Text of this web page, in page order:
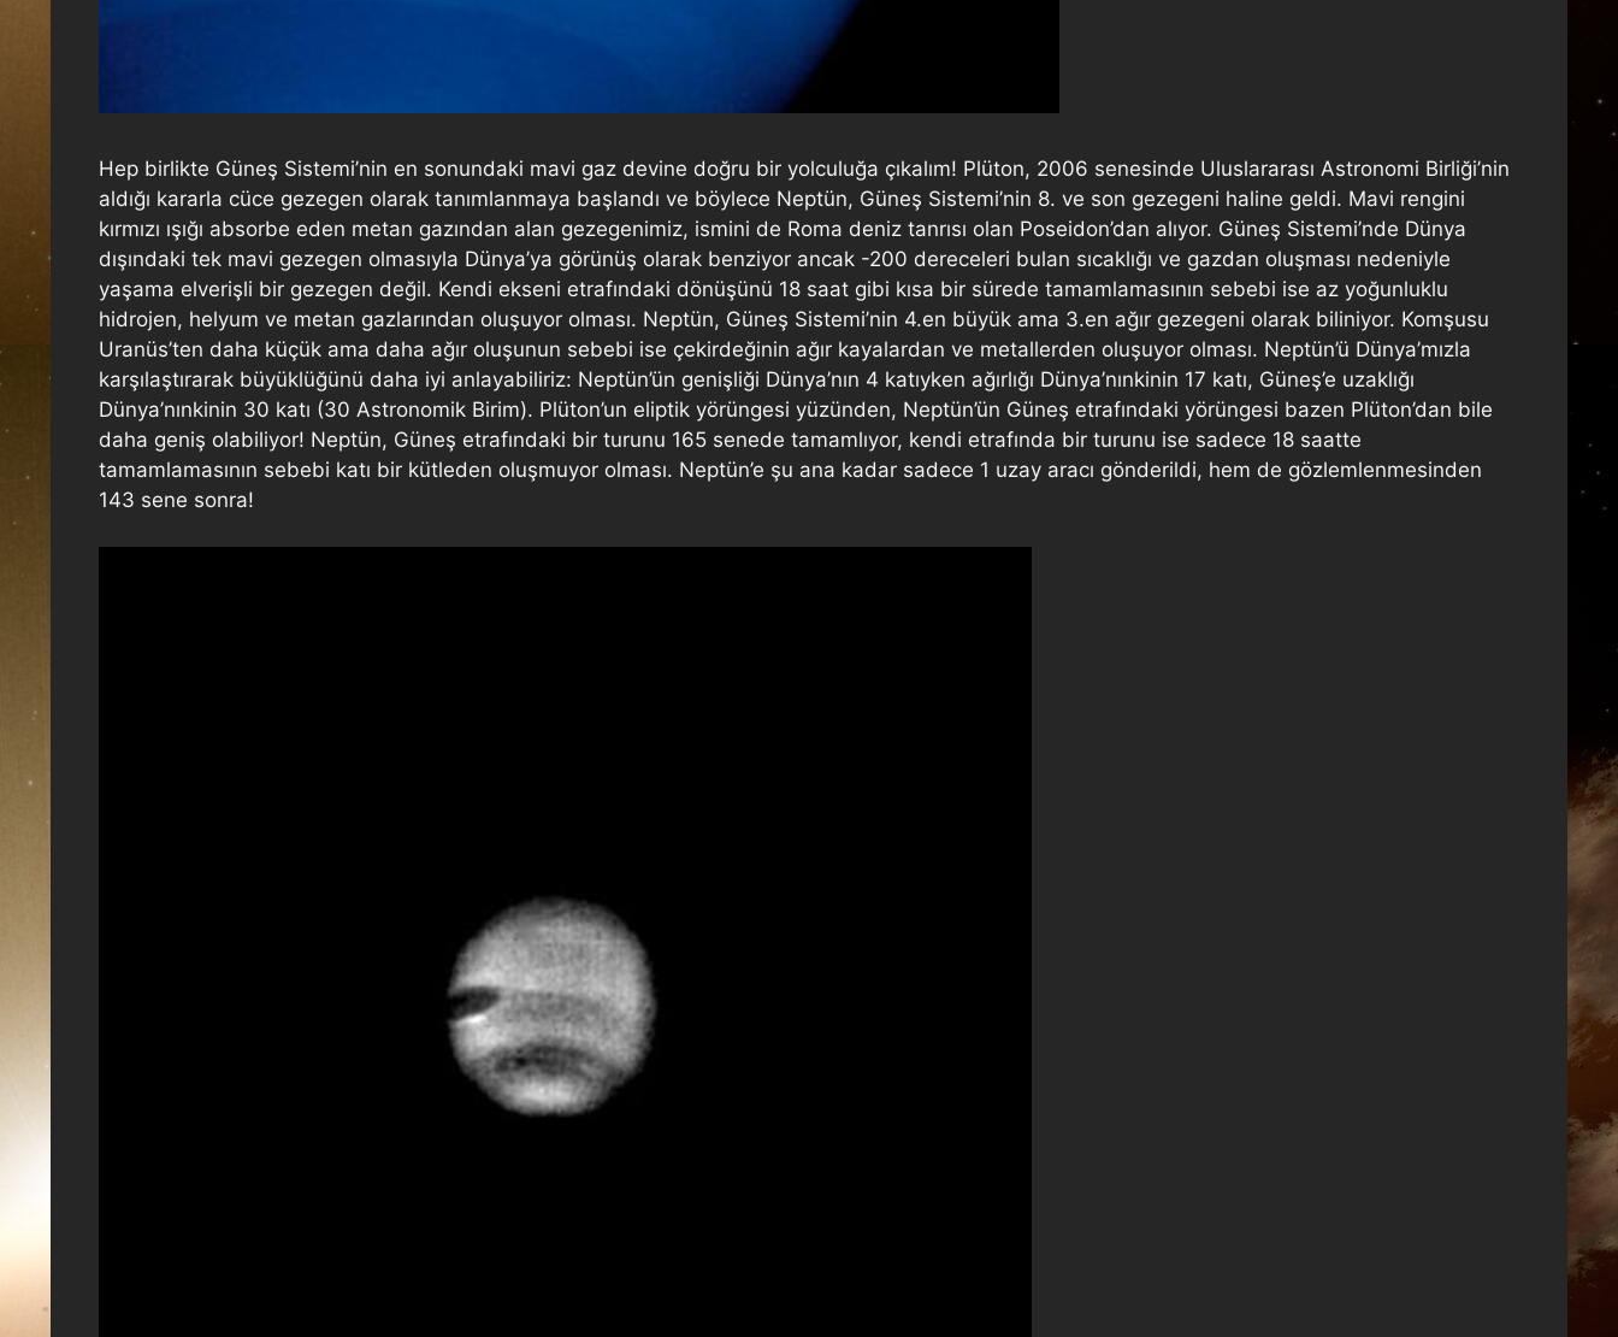
Hep birlikte Güneş Sistemi’nin en sonundaki mavi gaz devine doğru bir yolculuğa çıkalım! Plüton, 2006 senesinde Uluslararası Astronomi Birliği’nin
aldığı kararla cüce gezegen olarak tanımlanmaya başlandı ve böylece Neptün, Güneş Sistemi’nin 8. ve son gezegeni haline geldi. Mavi rengini
kırmızı ışığı absorbe eden metan gazından alan gezegenimiz, ismini de Roma deniz tanrısı olan Poseidon’dan alıyor. Güneş Sistemi’nde Dünya
dışındaki tek mavi gezegen olmasıyla Dünya’ya görünüş olarak benziyor ancak -200 dereceleri bulan sıcaklığı ve gazdan oluşması nedeniyle
yaşama elverişli bir gezegen değil. Kendi ekseni etrafındaki dönüşünü 18 saat gibi kısa bir sürede tamamlamasının sebebi ise az yoğunluklu
hidrojen, helyum ve metan gazlarından oluşuyor olması. Neptün, Güneş Sistemi’nin 4.en büyük ama 3.en ağır gezegeni olarak biliniyor. Komşusu
Uranüs’ten daha küçük ama daha ağır oluşunun sebebi ise çekirdeğinin ağır kayalardan ve metallerden oluşuyor olması. Neptün’ü Dünya’mızla
karşılaştırarak büyüklüğünü daha iyi anlayabiliriz: Neptün’ün genişliği Dünya’nın 4 katıyken ağırlığı Dünya’nınkinin 17 katı, Güneş’e uzaklığı
Dünya’nınkinin 30 katı (30 Astronomik Birim). Plüton’un eliptik yörüngesi yüzünden, Neptün’ün Güneş etrafındaki yörüngesi bazen Plüton’dan bile
daha geniş olabiliyor! Neptün, Güneş etrafındaki bir turunu 165 senede tamamlıyor, kendi etrafında bir turunu ise sadece 18 saatte
tamamlamasının sebebi katı bir kütleden oluşmuyor olması. Neptün’e şu ana kadar sadece 1 uzay aracı gönderildi, hem de gözlemlenmesinden
143 sene sonra!